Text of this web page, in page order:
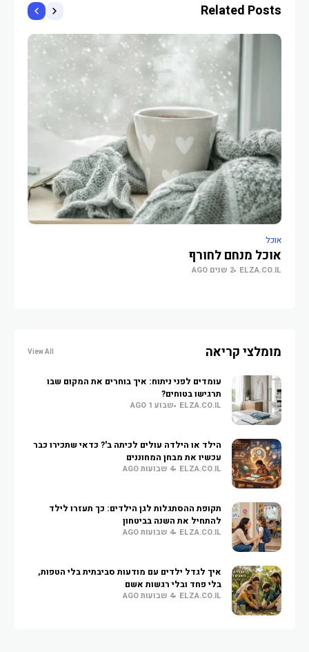
Related Posts
אוכל
אוכל מנחם לחורף
ELZA.CO.IL 2 שנים AGO
מומלצי קריאה View All
עומדים לפני ניתוח: איך בוחרים את המקום שבו
תרגישו בטוחים?
ELZA.CO.IL שבוע 1 AGO
הילד או הילדה עולים לכיתה ב'? כדאי שתכירו כבר
עכשיו את מבחן המחוננים
ELZA.CO.IL 4 שבועות AGO
תקופת ההסתגלות לגן הילדים: כך תעזרו לילד
להתחיל את השנה בביטחון
ELZA.CO.IL 4 שבועות AGO
איך לגדל ילדים עם מודעות סביבתית בלי הטפות,
בלי פחד ובלי רגשות אשם
ELZA.CO.IL 4 שבועות AGO